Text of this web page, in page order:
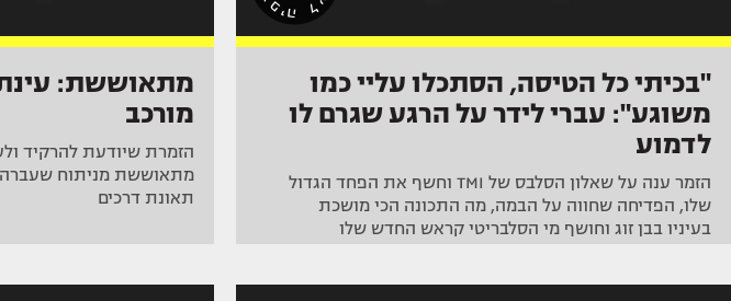
"בכיתי כל הטיסה, הסתכלו עליי כמו
משוגע": עברי לידר על הרגע שגרם לו
לדמוע
הזמר ענה על שאלון הסלבס של TMI וחשף את הפחד הגדול
שלו, הפדיחה שחווה על הבמה, מה התכונה הכי מושכת
בעיניו בבן זוג וחושף מי הסלבריטי קראש החדש שלו
מתאוששת:
מורכב
הזמרת שיודעת להרקיד
תאונת דרכים